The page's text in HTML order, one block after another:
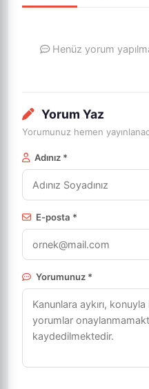
Henüz yorum
Yorum Yaz
Yorumunuz hemen
Adınız *
E-posta *
Yorumunuz *